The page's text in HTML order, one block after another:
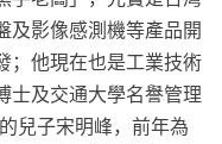
及影像感測機等產品開
；他現在也是工業技術
士及交通大學名譽管理
兒子宋明峰，前年為